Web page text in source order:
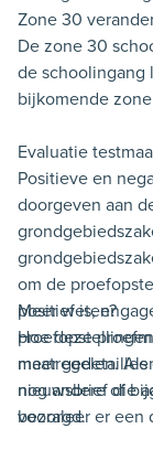
Zone 30
De zone 30
de schoolingang
bijkomende
Evaluatie
Positieve en
doorgeven aan
om de
positief is,
maatregelen.
nog andere of
vooraleer er een
Meer weten?
Hoe deze
meer
nieuwsbrief die
bezorgd.